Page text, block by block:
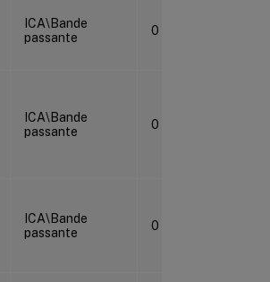
ICA\Bande
passante
0
ICA\Bande
passante
0
ICA\Bande
passante
0